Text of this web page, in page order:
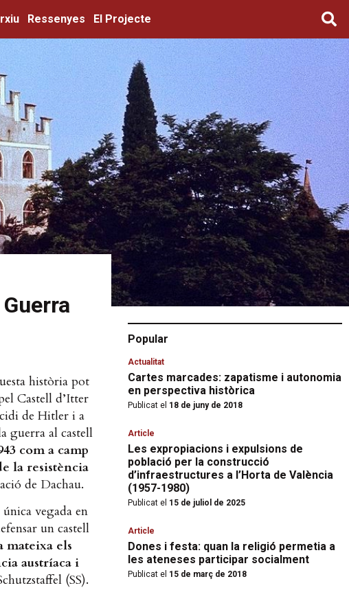
Ressenyes El Projecte
història pot
Castell d’Itter
de Hitler i a
guerra al castell
com a camp
la resistència
de Dachau.
vegada en
un castell
mateixa els
austríaca i
(SS).
Popular
Actualitat
Cartes marcades: zapatisme i autonomia
en perspectiva històrica
Publicat el 18 de juny de 2018
Article
Les expropiacions i expulsions de
població per la construcció
d’infraestructures a l’Horta de València
(1957-1980)
Publicat el 15 de juliol de 2025
Article
Dones i festa: quan la religió permetia a
les ateneses participar socialment
Publicat el 15 de març de 2018